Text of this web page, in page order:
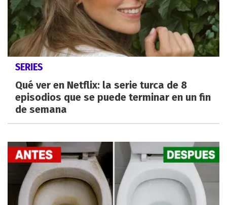
SERIES
Qué ver en Netflix: la serie turca de 8
episodios que se puede terminar en un fin
de semana